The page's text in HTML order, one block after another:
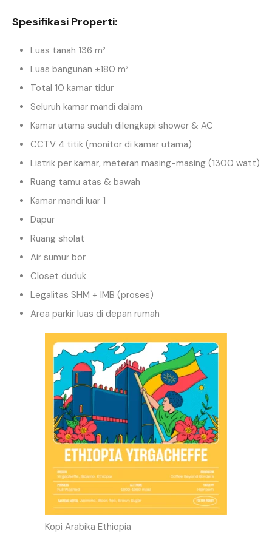
Spesifikasi Properti:
Luas tanah 136 m²
Luas bangunan ±180 m²
Total 10 kamar tidur
Seluruh kamar mandi dalam
Kamar utama sudah dilengkapi shower & AC
CCTV 4 titik (monitor di kamar utama)
Listrik per kamar, meteran masing-masing (1300 watt)
Ruang tamu atas & bawah
Kamar mandi luar 1
Dapur
Ruang sholat
Air sumur bor
Closet duduk
Legalitas SHM + IMB (proses)
Area parkir luas di depan rumah
Kopi Arabika Ethiopia